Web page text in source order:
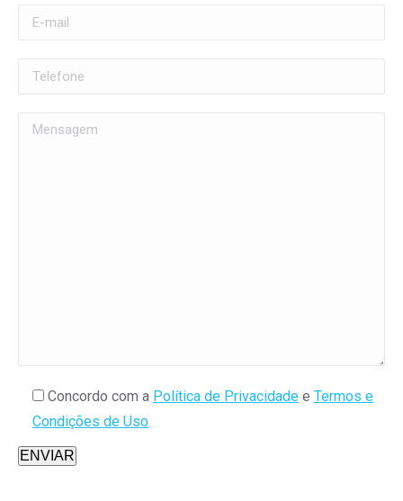
Concordo com a Política de Privacidade e Termos e
Condições de Uso
ENVIAR